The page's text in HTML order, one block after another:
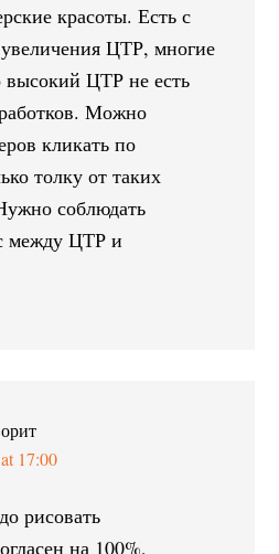
красоты. Есть с
увеличения ЦТР, многие
ЦТР не есть
Можно
кликать по
толку от таких
соблюдать
между ЦТР и
17:00
рисовать
на 100%,